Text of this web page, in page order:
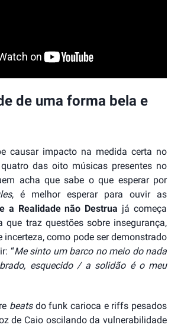
de uma forma bela e
causar impacto na medida certa no
das oito músicas presentes no
acha que sabe o que esperar por
, é melhor esperar para ouvir as
a Realidade não Destrua já começa
que traz questões sobre insegurança,
incerteza, como pode ser demonstrado
“Me sinto um barco no meio do nada
esquecido / a solidão é o meu
beatsdo funk carioca e riffs pesados
de Caio oscilando da vulnerabilidade